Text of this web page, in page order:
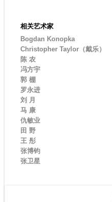
相关艺术家
Bogdan Konopka
Christopher Taylor（戴乐）
陈 农
冯方宇
郭 棚
罗永进
刘 月
马 康
仇敏业
田 野
王 彤
张博钧
张卫星